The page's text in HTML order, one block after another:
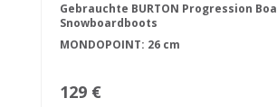
Gebrauchte BURTON Progression Boa
Snowboardboots
MONDOPOINT: 26 cm
129 €